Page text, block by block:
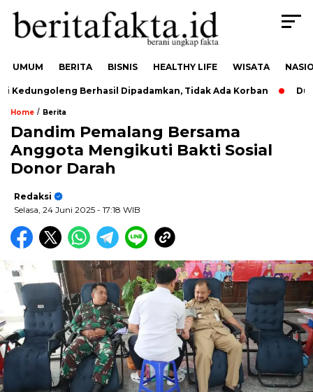
UMUM BERITA BISNIS HEALTHY LIFE WISATA
Berhasil Dipadamkan, Tidak Ada Korban
Home / Berita
Dandim Pemalang Bersama
Anggota Mengikuti Bakti Sosial
Donor Darah
Redaksi
Selasa, 24 Juni 2025 - 17:18 WIB